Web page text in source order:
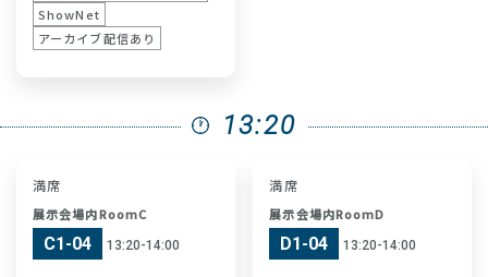
ShowNet
アーカイブ配信あり
13:20
満席
展示会場内RoomC
C1-04 13:20-14:00
満席
展示会場内RoomD
D1-04 13:20-14:00